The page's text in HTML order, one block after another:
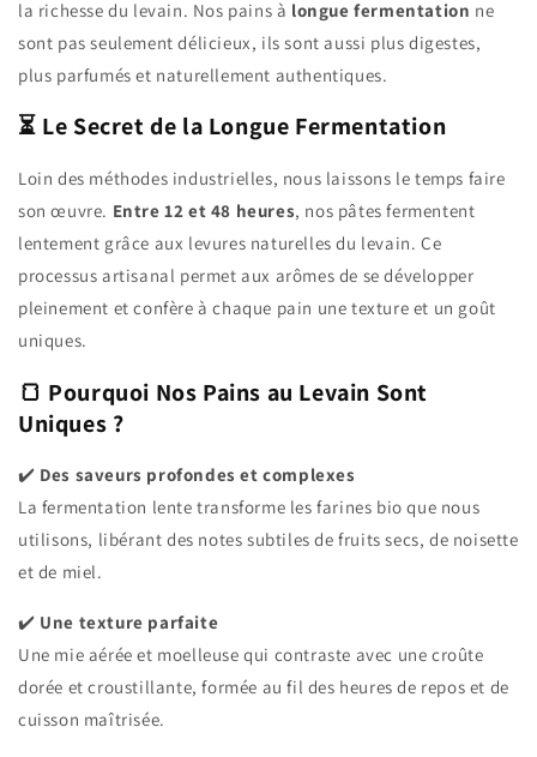
la richesse du levain. Nos pains à longue fermentation ne
sont pas seulement délicieux, ils sont aussi plus digestes,
plus parfumés et naturellement authentiques.
⏳ Le Secret de la Longue Fermentation
Loin des méthodes industrielles, nous laissons le temps faire
son œuvre. Entre 12 et 48 heures, nos pâtes fermentent
lentement grâce aux levures naturelles du levain. Ce
processus artisanal permet aux arômes de se développer
pleinement et confère à chaque pain une texture et un goût
uniques.
🍞 Pourquoi Nos Pains au Levain Sont
Uniques ?
✔️ Des saveurs profondes et complexes
La fermentation lente transforme les farines bio que nous
utilisons, libérant des notes subtiles de fruits secs, de noisette
et de miel.
✔️ Une texture parfaite
Une mie aérée et moelleuse qui contraste avec une croûte
dorée et croustillante, formée au fil des heures de repos et de
cuisson maîtrisée.